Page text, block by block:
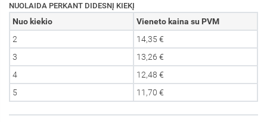
NUOLAIDA PERKANT DIDESNĮ KIEKĮ
Nuo kiekio
Vieneto kaina su PVM
2
14,35 €
3
13,26 €
4
12,48 €
5
11,70 €